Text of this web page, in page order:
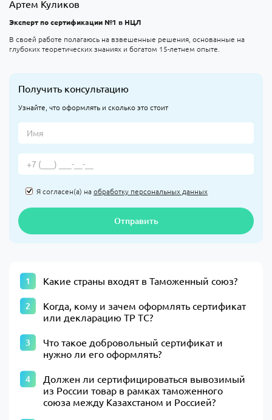
Артем Куликов
Эксперт по сертификации №1 в НЦЛ
В своей работе полагаюсь на взвешенные решения, основанные на
глубоких теоретических знаниях и богатом 15-летнем опыте.
Получить консультацию
Узнайте, что оформлять и сколько это стоит
Я согласен(а) наобработку персональных данных
Отправить
Какие страны входят в Таможенный союз?
Когда, кому и зачем оформлять сертификат
или декларацию ТР ТС?
Что такое добровольный сертификат и
нужно ли его оформлять?
Должен ли сертифицироваться вывозимый
из России товар в рамках таможенного
союза между Казахстаном и Россией?